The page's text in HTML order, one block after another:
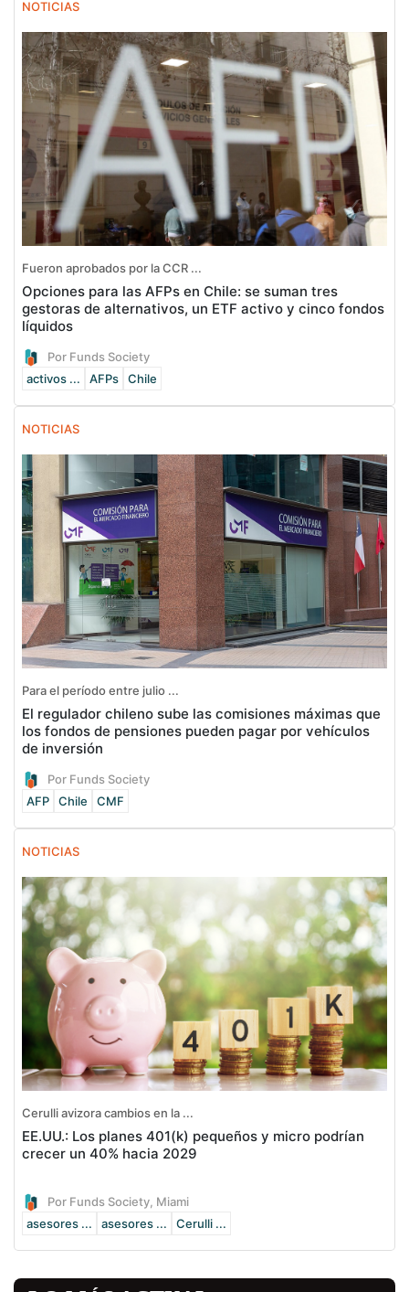
NOTICIAS
Fueron aprobados por la CCR ...
Opciones para las AFPs en Chile: se suman tres
gestoras de alternativos, un ETF activo y cinco fondos
líquidos
Por Funds Society
activos ...
AFPs Chile
NOTICIAS
Para el período entre julio ...
El regulador chileno sube las comisiones máximas que
los fondos de pensiones pueden pagar por vehículos
de inversión
Por Funds Society
AFP
Chile CMF
NOTICIAS
Cerulli avizora cambios en la ...
EE.UU.: Los planes 401(k) pequeños y micro podrían
crecer un 40% hacia 2029
Por Funds Society, Miami
asesores ...
asesores ... Cerulli ...